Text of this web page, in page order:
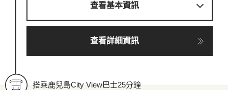
查看基本資訊
查看詳細資訊
搭乘鹿兒島City View巴士25分鐘